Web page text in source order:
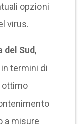
opzioni
virus.
del Sud,
termini di
ottimo
a misure